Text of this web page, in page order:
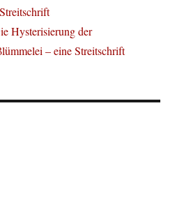
Hysterisierung der
– eine Streitschrift